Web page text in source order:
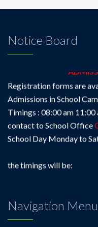
Notice Board
Registration forms are
Admissions in School
Timings : 08:00 am 11:00
contact to School Office
School Day Monday to
b) Winter : 08:30 am to
Navigation Menu